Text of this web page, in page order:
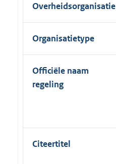
Overheidsorganisatie
Organisatietype
Officiële naam
regeling
Citeertitel